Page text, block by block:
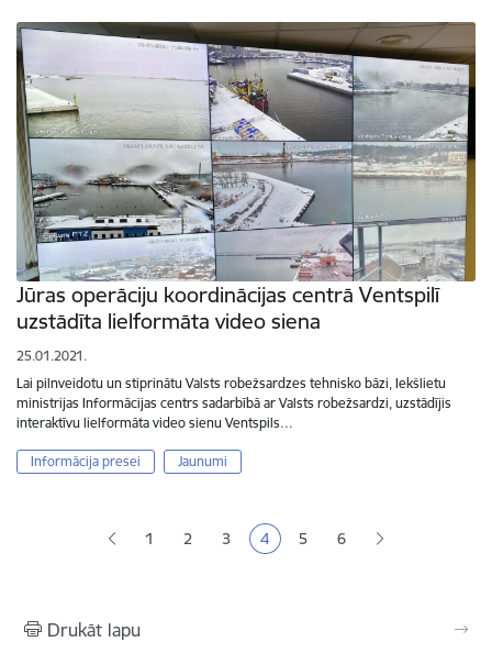
Jūras operāciju koordinācijas centrā Ventspilī
uzstādīta lielformāta video siena
25.01.2021.
Lai pilnveidotu un stiprinātu Valsts robežsardzes tehnisko bāzi, Iekšlietu
ministrijas Informācijas centrs sadarbībā ar Valsts robežsardzi, uzstādījis
interaktīvu lielformāta video sienu Ventspils…
Informācija presei Jaunumi
Lapa
1 Lapa
2 Lapa
3 Pašreizējā lapa
4 Lapa
5 Lapa
6
Drukāt lapu